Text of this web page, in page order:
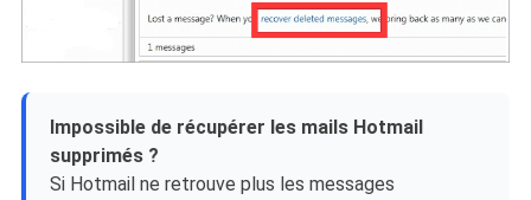
Impossible de récupérer les mails Hotmail
supprimés ?
Si Hotmail ne retrouve plus les messages